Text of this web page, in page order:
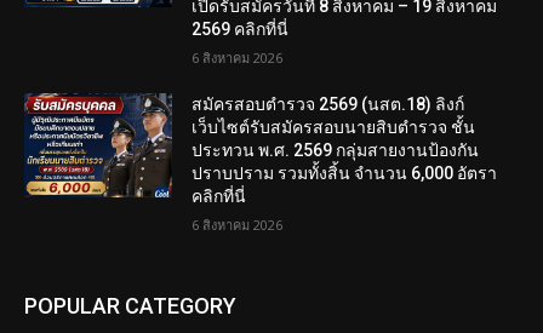
เปิดรับสมัครวันที่ 8 สิงหาคม – 19 สิงหาคม
2569 คลิกที่นี่
6 สิงหาคม 2026
สมัครสอบตํารวจ 2569 (นสต.18) ลิงก์
เว็บไซต์รับสมัครสอบนายสิบตำรวจ ชั้น
ประทวน พ.ศ. 2569 กลุ่มสายงานป้องกัน
ปราบปราม รวมทั้งสิ้น จำนวน 6,000 อัตรา
คลิกที่นี่
6 สิงหาคม 2026
POPULAR CATEGORY